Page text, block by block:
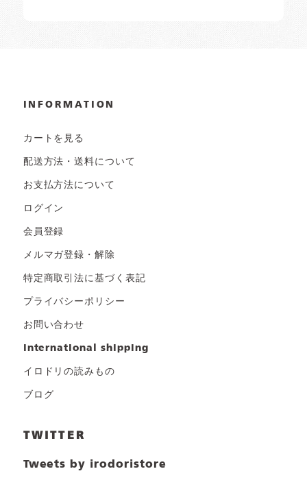
INFORMATION
カートを見る
配送方法・送料について
お支払方法について
ログイン
会員登録
メルマガ登録・解除
特定商取引法に基づく表記
プライバシーポリシー
お問い合わせ
international shipping
イロドリの読みもの
ブログ
TWITTER
Tweets by irodoristore